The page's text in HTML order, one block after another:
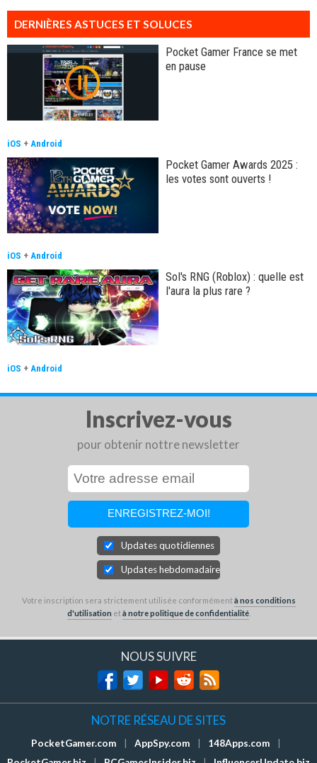
DERNIÈRES ASTUCES ET SOLUCES
Pocket Gamer France se met
en pause
iOS + Android
Pocket Gamer Awards 2025 :
les votes sont ouverts !
iOS + Android
Sol's RNG (Roblox) : quelle est
l'aura la plus rare ?
iOS + Android
Inscrivez-vous
pour obtenir nottre newsletter
Updates quotidiennes
Updates hebdomadaires
Votre inscription sera strictement utilisée conformémentà nos conditions
d'utilisation età notre politique de confidentialité.
NOUS SUIVRE
NOTRE RÉSEAU DE SITES
PocketGamer.com AppSpy.com 148Apps.com